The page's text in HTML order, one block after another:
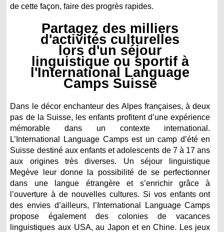
de cette façon, faire des progrès rapides.
Partagez des milliers
d'activités culturelles
lors d'un séjour
linguistique ou sportif à
l'International Language
Camps Suisse
Dans le décor enchanteur des Alpes françaises, à deux
pas de la Suisse, les enfants profitent d’une expérience
mémorable dans un contexte international.
L’International Language Camps est un camp d’été en
Suisse destiné aux enfants et adolescents de 7 à 17 ans
aux origines très diverses. Un séjour linguistique
Megève leur donne la possibilité de se perfectionner
dans une langue étrangère et s’enrichir grâce à
l’ouverture à de nouvelles cultures. Si vos enfants ont
des envies d’ailleurs, l’International Language Camps
propose également des colonies de vacances
linguistiques aux USA, au Japon et en Chine. Les jeux